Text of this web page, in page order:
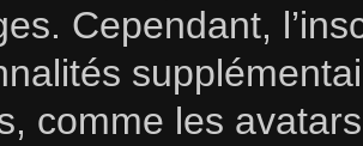
Cependant,
comme les